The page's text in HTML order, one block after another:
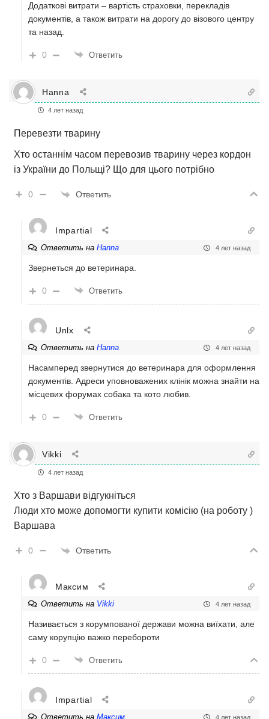
Додаткові витрати – вартість страховки, перекладів
документів, а також витрати на дорогу до візового центру
та назад.
0 Ответить
Hanna
4 лет назад
Перевезти тварину
Хто останнім часом перевозив тварину через кордон
із України до Польщі? Що для цього потрібно
0 Ответить
Impartial
Ответить на Hanna 4 лет назад
Звернеться до ветеринара.
0 Ответить
Unlx
Ответить на Hanna 4 лет назад
Насамперед звернутися до ветеринара для оформлення
документів. Адреси уповноважених клінік можна знайти на
місцевих форумах собака та кото любив.
0 Ответить
Vikki
4 лет назад
Хто з Варшави відгукніться
Люди хто може допомогти купити комісію (на роботу )
Варшава
0 Ответить
Максим
Ответить на Vikki 4 лет назад
Називається з корумпованої держави можна виїхати, але
саму корупцію важко перебороти
0 Ответить
Impartial
Ответить на Максим 4 лет назад